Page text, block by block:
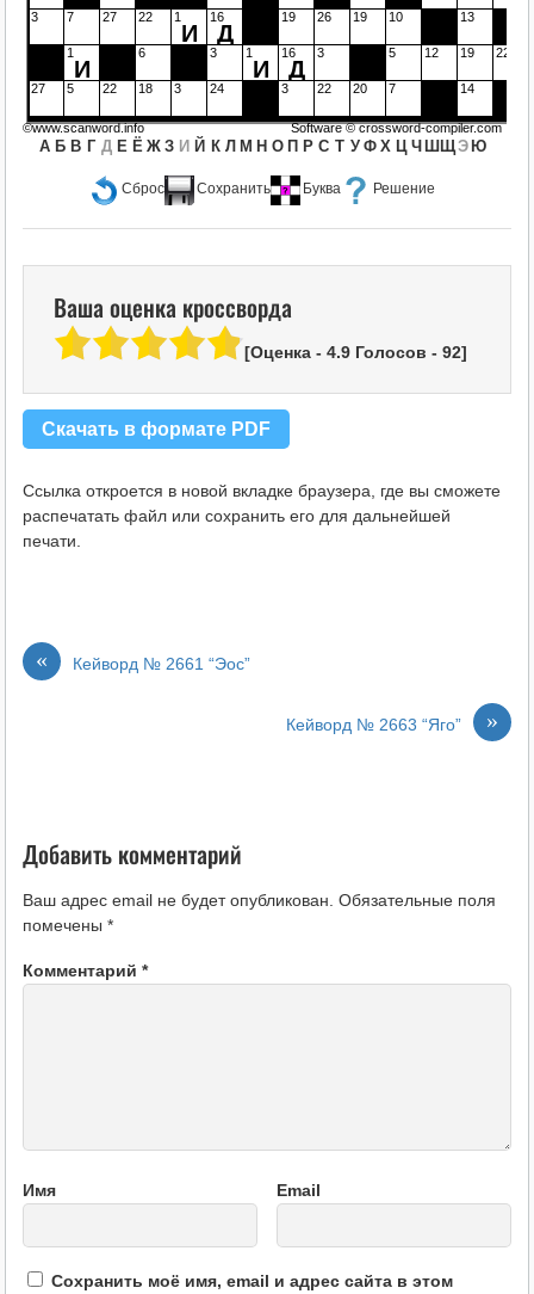
Сброс Сохранить Буква Решение
3 7 27 22 1
И
16
Д
19 26 19 10 13
1
И
6 3 1
И
16
Д
3 5 12 19 22
27 5 22 18 3 24 3 22 20 7 14
А Б В Г Д Е Ё Ж З И Й К Л М Н О П Р С Т У Ф Х Ц Ч Ш ЩЭ Ю
©www.scanword.info Software ©crossword-compiler.com
Ваша оценка кроссворда
[Оценка - 4.9Голосов - 92]
Скачать в формате PDF
Ссылка откроется в новой вкладке браузера, где вы сможете
распечатать файл или сохранить его для дальнейшей
печати.
« Кейворд № 2661 “Эос”
»
Кейворд № 2663 “Яго”
Добавить комментарий
Ваш адрес email не будет опубликован. Обязательные поля
помечены *
Комментарий *
Имя Email
Сохранить моё имя, email и адрес сайта в этом